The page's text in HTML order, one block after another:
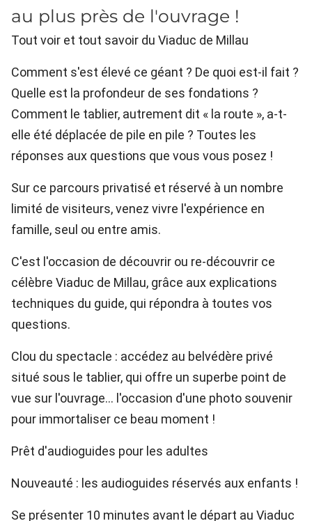
au plus près de l'ouvrage !
Tout voir et tout savoir du Viaduc de Millau
Comment s'est élevé ce géant ? De quoi est-il fait ?
Quelle est la profondeur de ses fondations ?
Comment le tablier, autrement dit « la route », a-t-
elle été déplacée de pile en pile ? Toutes les
réponses aux questions que vous vous posez !
Sur ce parcours privatisé et réservé à un nombre
limité de visiteurs, venez vivre l'expérience en
famille, seul ou entre amis.
C'est l'occasion de découvrir ou re-découvrir ce
célèbre Viaduc de Millau, grâce aux explications
techniques du guide, qui répondra à toutes vos
questions.
Clou du spectacle : accédez au belvédère privé
situé sous le tablier, qui offre un superbe point de
vue sur l'ouvrage… l'occasion d'une photo souvenir
pour immortaliser ce beau moment !
Prêt d'audioguides pour les adultes
Nouveauté : les audioguides réservés aux enfants !
Se présenter 10 minutes avant le départ au Viaduc